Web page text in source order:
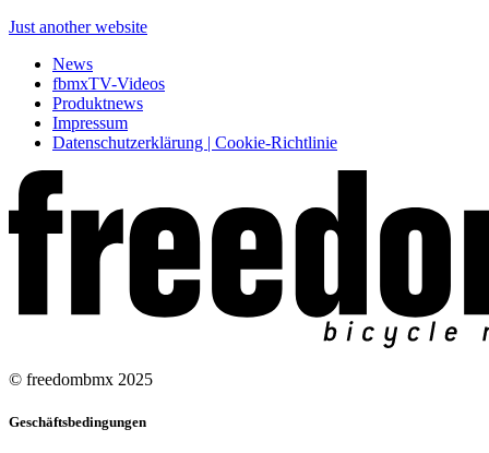
Just another website
News
fbmxTV-Videos
Produktnews
Impressum
Datenschutzerklärung | Cookie-Richtlinie
© freedombmx 2025
Geschäftsbedingungen